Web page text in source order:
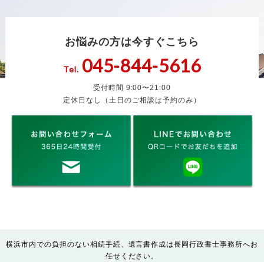
お悩みの方は今すぐこちら
Tel. 045-844-5616
受付時間 9:00〜21:00
定休日なし（土日のご相談は予約のみ）
横浜市内での負担のない相続手続、遺言書作成は長岡行政書士事務所へお
任せください。